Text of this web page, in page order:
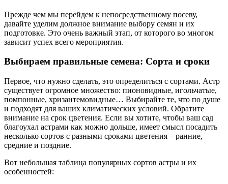
Прежде чем мы перейдем к непосредственному посеву,
давайте уделим должное внимание выбору семян и их
подготовке. Это очень важный этап, от которого во многом
зависит успех всего мероприятия.
Выбираем правильные семена: Сорта и сроки
Первое, что нужно сделать, это определиться с сортами. Астр
существует огромное множество: пионовидные, игольчатые,
помпонные, хризантемовидные… Выбирайте те, что по душе
и подходят для ваших климатических условий. Обратите
внимание на срок цветения. Если вы хотите, чтобы ваш сад
благоухал астрами как можно дольше, имеет смысл посадить
несколько сортов с разными сроками цветения – ранние,
средние и поздние.
Вот небольшая таблица популярных сортов астры и их
особенностей: